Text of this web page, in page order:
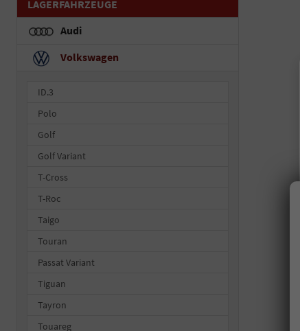
LAGERFAHRZEUGE
Audi
Volkswagen
ID.3
Polo
Golf
Golf Variant
T-Cross
T-Roc
Taigo
Touran
Passat Variant
Tiguan
Tayron
Touareg